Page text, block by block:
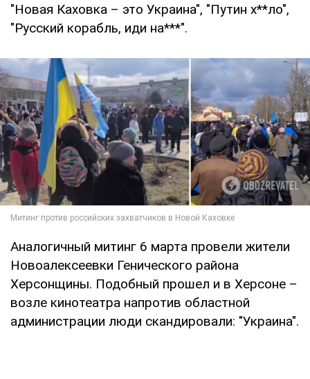
"Новая Каховка – это Украина", "Путин х**ло",
"Русский корабль, иди на***".
Аналогичный митинг 6 марта провели жители
Новоалексеевки Генического района
Херсонщины. Подобный прошел и в Херсоне –
возле кинотеатра напротив областной
администрации люди скандировали: "Украина".